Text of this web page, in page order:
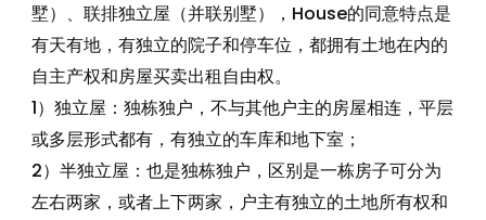
墅）、联排独立屋（并联别墅），House的同意特点是
有天有地，有独立的院子和停车位，都拥有土地在内的
自主产权和房屋买卖出租自由权。
1）独立屋：独栋独户，不与其他户主的房屋相连，平层
或多层形式都有，有独立的车库和地下室；
2）半独立屋：也是独栋独户，区别是一栋房子可分为
左右两家，或者上下两家，户主有独立的土地所有权和